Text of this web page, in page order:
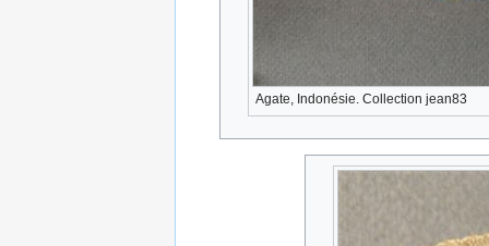
Agate, Indonésie. Collection jean83